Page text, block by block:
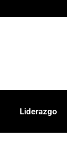
Liderazgo